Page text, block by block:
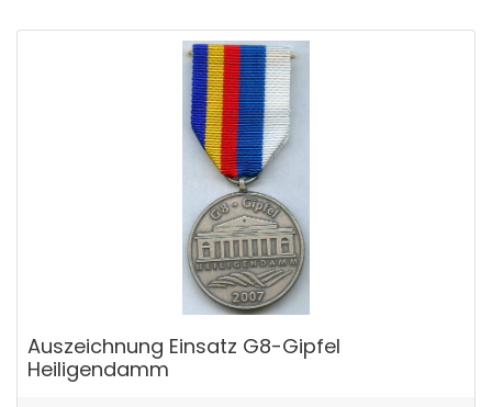
Auszeichnung Einsatz G8-Gipfel
Heiligendamm